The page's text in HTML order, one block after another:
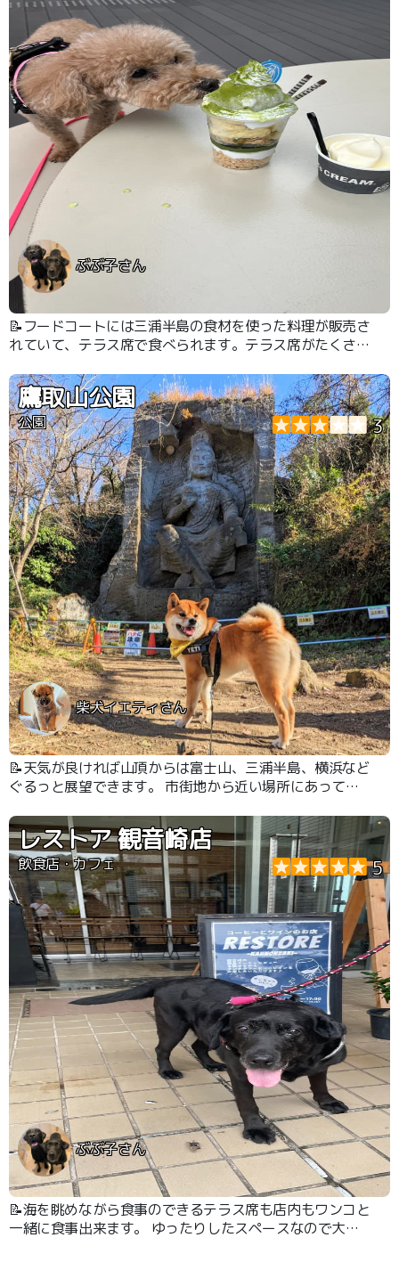
ぶぶ子さん
📝フードコートには三浦半島の食材を使った料理が販売さ
れていて、テラス席で食べられます。テラス席がたくさん
す。
鷹取山公園
公園 3
柴犬イエティさん
📝天気が良ければ山頂からは富士山、三浦半島、横浜など
ぐるっと展望できます。 市街地から近い場所にあって本
ためにはピッタリです。 登り方によっては手を使って進
むので全身の運動になります。犬にとっても良い運動にな
りました。
レストア 観音崎店
飲食店・カフェ 5
ぶぶ子さん
📝海を眺めながら食事のできるテラス席も店内もワンコと
一緒に食事出来ます。 ゆったりしたスペースなので大型